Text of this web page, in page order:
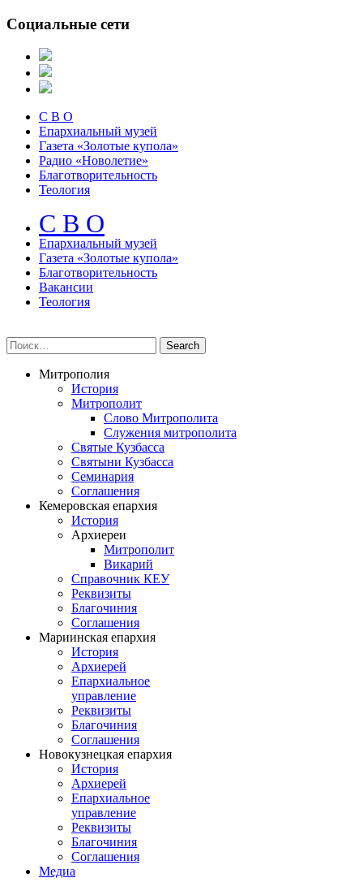
Социальные сети
С В О
Епархиальный музей
Газета «Золотые купола»
Радио «Новолетие»
Благотворительность
Теология
С В О
Епархиальный музeй
Газета «Золотые купола»
Благотворительность
Вакансии
Теология
Митрополия
История
Митрополит
Слово Митрополита
Служения митрополита
Святые Кузбасса
Святыни Кузбасса
Семинария
Соглашения
Кемеровская епархия
История
Архиереи
Митрополит
Викарий
Справочник КЕУ
Реквизиты
Благочиния
Соглашения
Мариинская епархия
История
Архиерей
Епархиальное
управление
Реквизиты
Благочиния
Соглашения
Новокузнецкая епархия
История
Архиерей
Епархиальное
управление
Реквизиты
Благочиния
Соглашения
Медиа